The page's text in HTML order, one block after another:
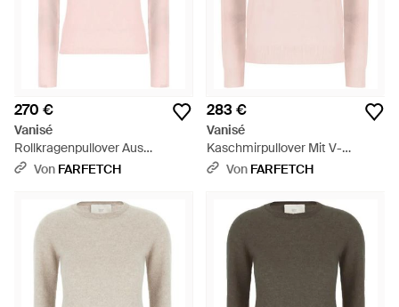
270 €
Vanisé
Rollkragenpullover Aus
Kaschmir - Pink
Von FARFETCH
283 €
Vanisé
Kaschmirpullover Mit V-
Ausschnitt - Pink
Von FARFETCH